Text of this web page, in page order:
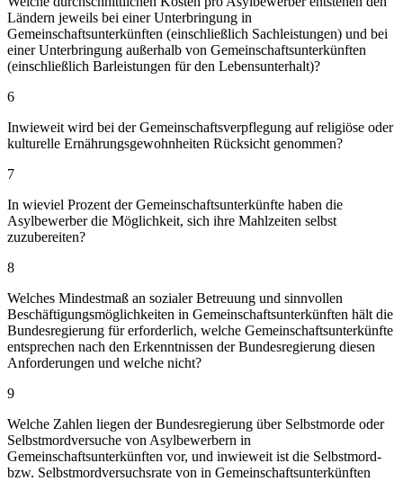
Ländern jeweils bei einer Unterbringung in
Gemeinschaftsunterkünften (einschließlich Sachleistungen) und bei
einer Unterbringung außerhalb von Gemeinschaftsunterkünften
(einschließlich Barleistungen für den Lebensunterhalt)?
6
Inwieweit wird bei der Gemeinschaftsverpflegung auf religiöse oder
kulturelle Ernährungsgewohnheiten Rücksicht genommen?
7
In wieviel Prozent der Gemeinschaftsunterkünfte haben die
Asylbewerber die Möglichkeit, sich ihre Mahlzeiten selbst
zuzubereiten?
8
Welches Mindestmaß an sozialer Betreuung und sinnvollen
Beschäftigungsmöglichkeiten in Gemeinschaftsunterkünften hält die
Bundesregierung für erforderlich, welche Gemeinschaftsunterkünfte
entsprechen nach den Erkenntnissen der Bundesregierung diesen
Anforderungen und welche nicht?
9
Welche Zahlen liegen der Bundesregierung über Selbstmorde oder
Selbstmordversuche von Asylbewerbern in
Gemeinschaftsunterkünften vor, und inwieweit ist die Selbstmord-
bzw. Selbstmordversuchsrate von in Gemeinschaftsunterkünften